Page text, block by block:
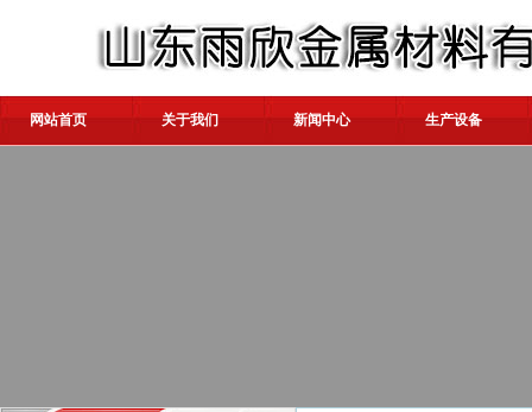
网站首页 关于我们 新闻中心 生产设备